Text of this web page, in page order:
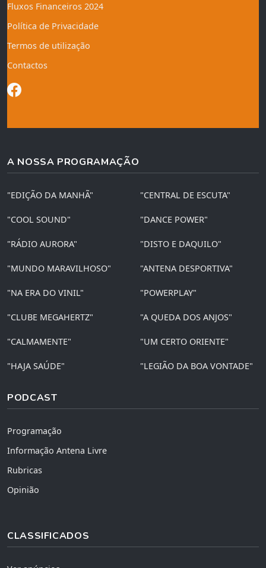
Fluxos Financeiros 2024
Política de Privacidade
Termos de utilização
Contactos
A NOSSA PROGRAMAÇÃO
"EDIÇÃO DA MANHÃ" "CENTRAL DE ESCUTA"
"COOL SOUND" "DANCE POWER"
"RÁDIO AURORA" "DISTO E DAQUILO"
"MUNDO MARAVILHOSO" "ANTENA DESPORTIVA"
"NA ERA DO VINIL" "POWERPLAY"
"CLUBE MEGAHERTZ" "A QUEDA DOS ANJOS"
"CALMAMENTE" "UM CERTO ORIENTE"
"HAJA SAÚDE" "LEGIÃO DA BOA VONTADE"
PODCAST
Programação
Informação Antena Livre
Rubricas
Opinião
CLASSIFICADOS